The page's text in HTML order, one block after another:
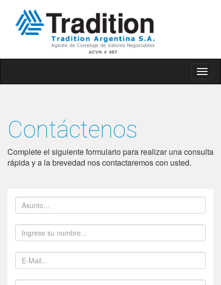
Contáctenos
Complete el siguiente formulario para realizar una consulta
rápida y a la brevedad nos contactaremos con usted.